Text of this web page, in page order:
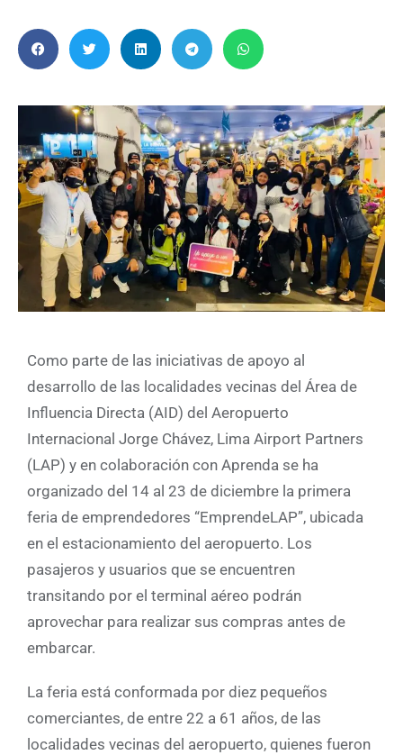
Como parte de las iniciativas de apoyo al
desarrollo de las localidades vecinas del Área de
Influencia Directa (AID) del Aeropuerto
Internacional Jorge Chávez, Lima Airport Partners
(LAP) y en colaboración con Aprenda se ha
organizado del 14 al 23 de diciembre la primera
feria de emprendedores “EmprendeLAP”, ubicada
en el estacionamiento del aeropuerto. Los
pasajeros y usuarios que se encuentren
transitando por el terminal aéreo podrán
aprovechar para realizar sus compras antes de
embarcar.
La feria está conformada por diez pequeños
comerciantes, de entre 22 a 61 años, de las
localidades vecinas del aeropuerto, quienes fueron